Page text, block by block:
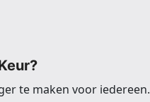
te maken voor iedereen.